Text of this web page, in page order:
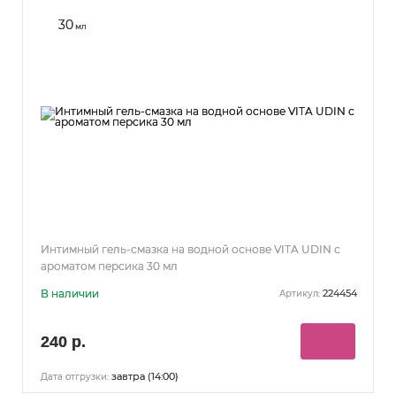
30мл
Интимный гель-смазка на водной основе VITA UDIN с
ароматом персика 30 мл
В наличии Артикул: 224454
240 р.
Дата отгрузки: завтра (14:00)